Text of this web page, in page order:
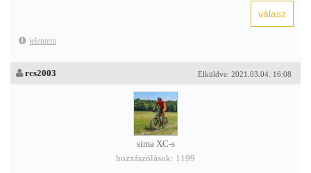
jelentem
Elküldve: 2021.03.04. 16:08
rcs2003
sima XC-s
hozzászólások: 1199